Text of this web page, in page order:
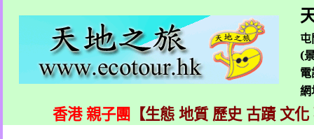
(
香港 親子團【生態 地質 歷史 古蹟 文化